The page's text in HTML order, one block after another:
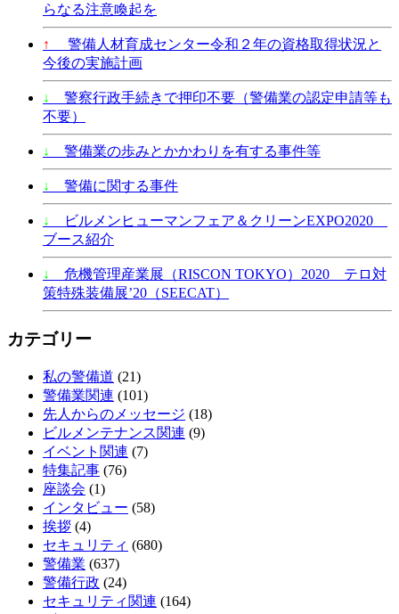
らなる注意喚起を
↑
警備人材育成センター令和２年の資格取得状況と
今後の実施計画
↓
警察行政手続きで押印不要（警備業の認定申請等も
不要）
↓ 警備業の歩みとかかわりを有する事件等
↓ 警備に関する事件
↓
ビルメンヒューマンフェア＆クリーンEXPO2020
ブース紹介
↓
危機管理産業展（RISCON TOKYO）2020 テロ対
策特殊装備展’20（SEECAT）
カテゴリー
私の警備道 (21)
警備業関連 (101)
先人からのメッセージ (18)
ビルメンテナンス関連 (9)
イベント関連 (7)
特集記事 (76)
座談会 (1)
インタビュー (58)
挨拶 (4)
セキュリティ (680)
警備業 (637)
警備行政 (24)
セキュリティ関連 (164)